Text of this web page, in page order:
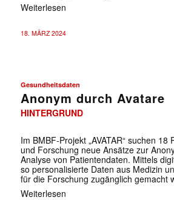
Weiterlesen
18. MÄRZ 2024
Gesundheitsdaten
Anonym durch Avatare
HINTERGRUND
Im BMBF-Projekt „AVATAR“ suchen
und Forschung neue Ansätze zur
Analyse von Patientendaten. Mittels
so personalisierte Daten aus Medizin
für die Forschung zugänglich gemacht
Weiterlesen